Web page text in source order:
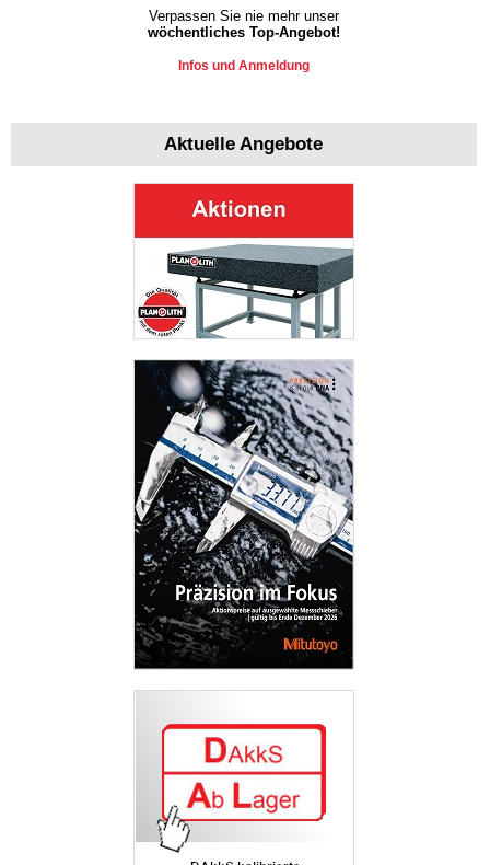
Verpassen Sie nie mehr unser
wöchentliches Top-Angebot!
Infos und Anmeldung
Aktuelle Angebote